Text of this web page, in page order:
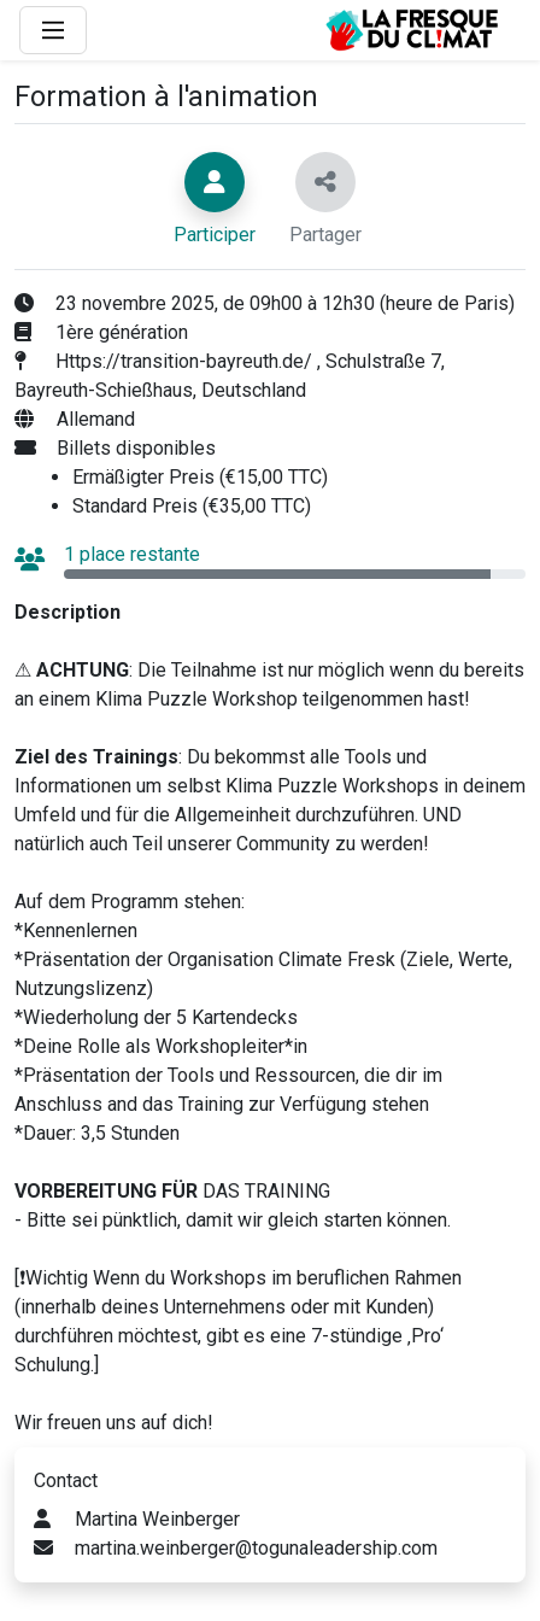
Formation à l'animation
Participer Partager
23 novembre 2025, de 09h00 à 12h30 (heure de Paris)
1ère génération
Https://transition-bayreuth.de/ , Schulstraße 7,
Bayreuth-Schießhaus, Deutschland
Allemand
Billets disponibles
Ermäßigter Preis (€15,00 TTC)
Standard Preis (€35,00 TTC)
1 place restante
Description
⚠ ACHTUNG: Die Teilnahme ist nur möglich wenn du bereits
an einem Klima Puzzle Workshop teilgenommen hast!
Ziel des Trainings: Du bekommst alle Tools und
Informationen um selbst Klima Puzzle Workshops in deinem
Umfeld und für die Allgemeinheit durchzuführen. UND
natürlich auch Teil unserer Community zu werden!
Auf dem Programm stehen:
*Kennenlernen
*Präsentation der Organisation Climate Fresk (Ziele, Werte,
Nutzungslizenz)
*Wiederholung der 5 Kartendecks
*Deine Rolle als Workshopleiter*in
*Präsentation der Tools und Ressourcen, die dir im
Anschluss and das Training zur Verfügung stehen
*Dauer: 3,5 Stunden
VORBEREITUNG FÜR DAS TRAINING
- Bitte sei pünktlich, damit wir gleich starten können.
[❗️Wichtig Wenn du Workshops im beruflichen Rahmen
(innerhalb deines Unternehmens oder mit Kunden)
durchführen möchtest, gibt es eine 7-stündige ‚Pro‘
Schulung.]
Wir freuen uns auf dich!
Contact
Martina Weinberger
martina.weinberger@togunaleadership.com